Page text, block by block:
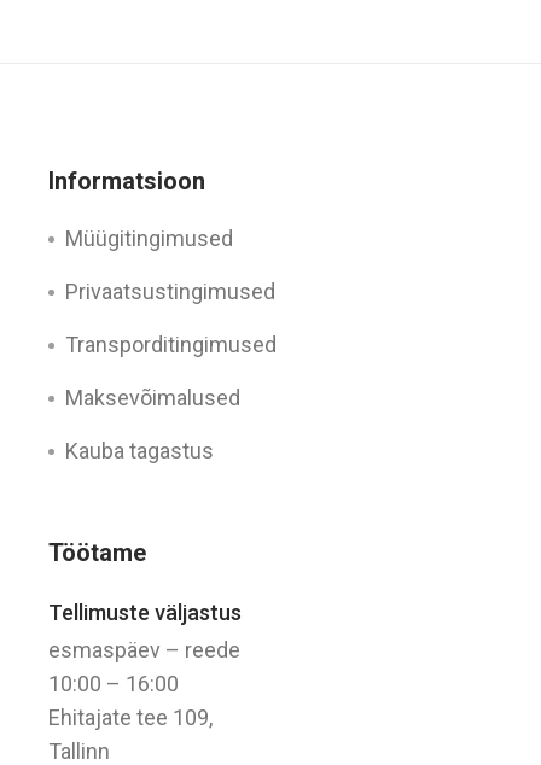
Töötame
Tellimuste väljastus
esmaspäev – reede
10:00 – 16:00
Ehitajate tee 109,
Tallinn
Informatsioon
Müügitingimused
Privaatsustingimused
Transporditingimused
Maksevõimalused
Kauba tagastus